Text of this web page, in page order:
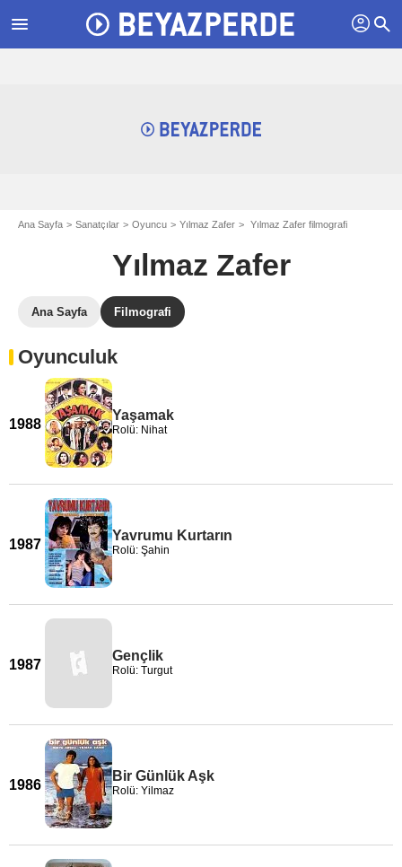
menu profil search
Ana Sayfa Sanatçılar Oyuncu Yılmaz Zafer Yılmaz Zafer filmografi
Yılmaz Zafer
Ana Sayfa Filmografi
Oyunculuk
1988
Yaşamak
Rolü: Nihat
1987
Yavrumu Kurtarın
Rolü: Şahin
1987
Gençlik
Rolü: Turgut
1986
Bir Günlük Aşk
Rolü: Yilmaz